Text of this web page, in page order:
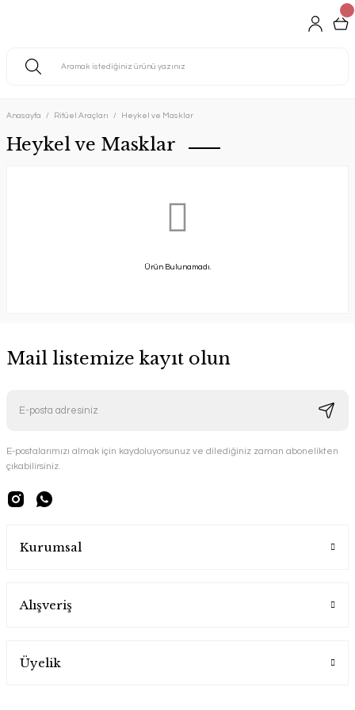
Anasayfa Ritüel Araçları Heykel ve Masklar
Heykel ve Masklar
Ürün Bulunamadı.
Mail listemize kayıt olun
E-postalarımızı almak için kaydoluyorsunuz ve dilediğiniz zaman abonelikten
çıkabilirsiniz.
Kurumsal
Alışveriş
Üyelik